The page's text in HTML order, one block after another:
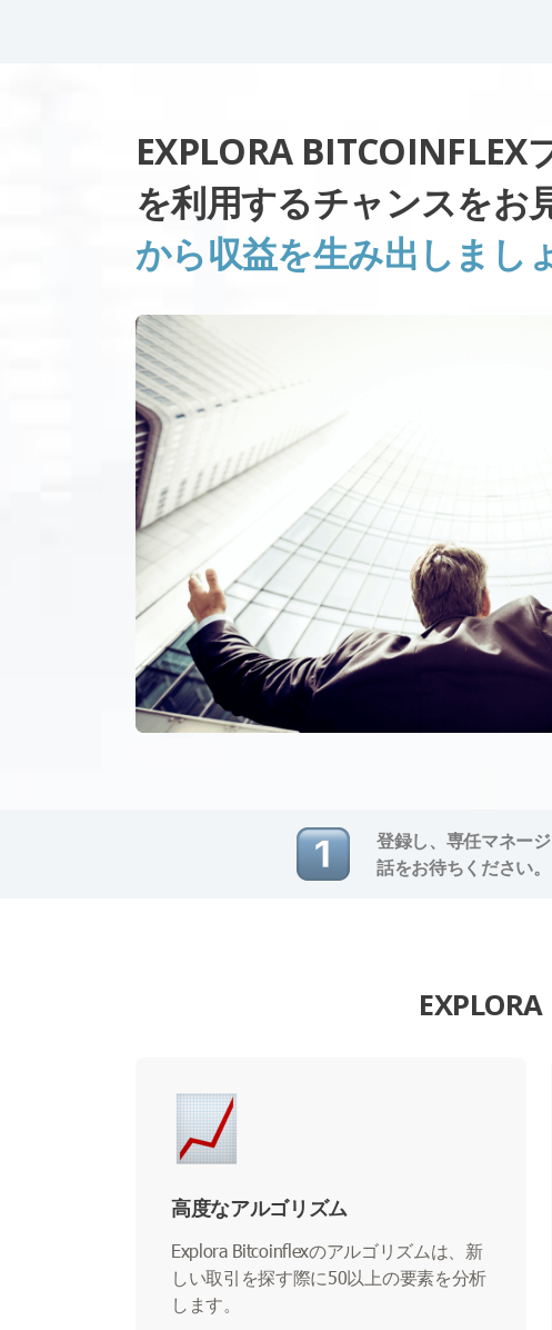
EXPLORA BITCOINFLEX
を利用するチャンスをお
から収益を生み出しまし
登録し、専任マネー
話をお待ちください。
高度なアルゴリズム
Explora Bitcoinflexのアルゴリズムは、新
しい取引を探す際に50以上の要素を分析
します。